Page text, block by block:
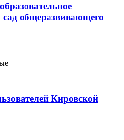
общеразвивающего
Кировской